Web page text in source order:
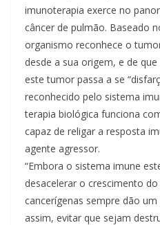
imunoterapia exerce no
câncer de pulmão. Baseado
organismo reconhece o
desde a sua origem, e de
este tumor passa a se
reconhecido pelo sistema
terapia biológica funciona
capaz de religar a resposta
agente agressor.
“Embora o sistema imune
desacelerar o crescimento
cancerígenas sempre dão
assim, evitar que sejam